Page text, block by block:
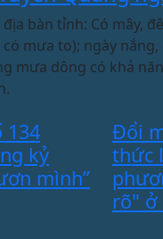
bàn tỉnh: Có mây,
mưa to); ngày
mưa dông có khả
134
kỷ
mình”
Đổi
thức
rõ" ở